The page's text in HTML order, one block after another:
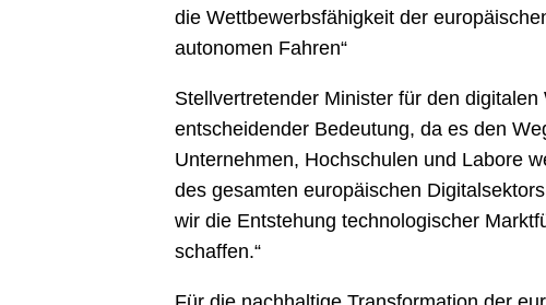
die Wettbewerbsfähigkeit der
autonomen Fahren“
Stellvertretender Minister für den
entscheidender Bedeutung, da es den
Unternehmen, Hochschulen und Labore
des gesamten europäischen
wir die Entstehung technologischer
schaffen.“